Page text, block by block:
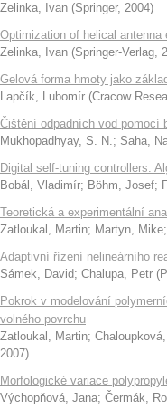
Zelinka, Ivan (Springer, 2004)
Optimization of helical antenna
Zelinka, Ivan (Springer-Verlag,
Gelová forma hmoty jako
Lapčík, Lubomír (Cracow
Čištění odpadních vod pomocí
Mukhopadhyay, S. N.; Saha,
Digital self-tuning controllers:
Bobál, Vladimír; Böhm, Josef;
Teoretická a experimentální
Zatloukal, Martin; Martyn, Mike;
Adaptivní řízení nelineárního
Sámek, David; Chalupa, Petr (
Pokrok v modelování
volného povrchu
Zatloukal, Martin;
2007)
Morfologické variace
Výchopňová, Jana; Čermák,